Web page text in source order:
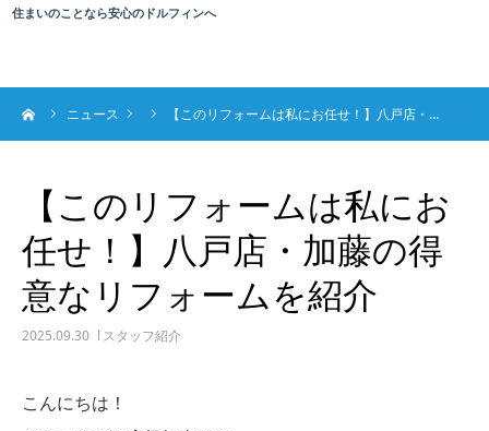
住まいのことなら安心のドルフィンへ
ニュース 【このリフォームは私にお任せ！】八戸店・…
【このリフォームは私にお
任せ！】八戸店・加藤の得
意なリフォームを紹介
2025.09.30 スタッフ紹介
こんにちは！